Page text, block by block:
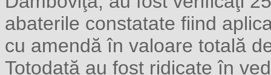
abaterile constatate fiind
cu amendă în valoare totală
Totodată au fost ridicate în